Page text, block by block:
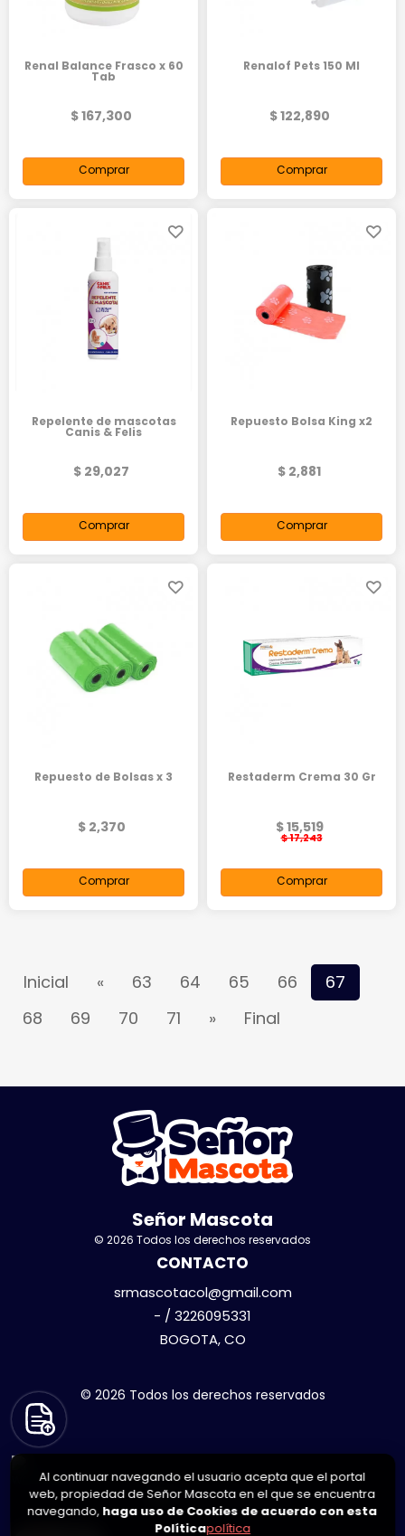
Renal Balance Frasco x 60
Tab
$ 167,300
Comprar
Renalof Pets 150 Ml
$ 122,890
Comprar
Repelente de mascotas
Canis & Felis
$ 29,027
Comprar
Repuesto Bolsa King x2
$ 2,881
Comprar
Repuesto de Bolsas x 3
$ 2,370
Comprar
Restaderm Crema 30 Gr
$ 15,519
$ 17,243
Comprar
Inicial « 63 64 65 66
67
68
69 70 71 » Final
Señor Mascota
© 2026 Todos los derechos reservados
CONTACTO
srmascotacol@gmail.com
- / 3226095331
BOGOTA, CO
© 2026 Todos los derechos reservados
Al continuar navegando el usuario acepta que el portal
web, propiedad de Señor Mascota en el que se encuentra
navegando, haga uso de Cookies de acuerdo con esta
Políticapolítica